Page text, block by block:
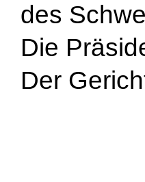
des
Die
Der